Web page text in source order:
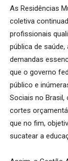
As Residências
coletiva
profissionais
pública de
demandas
que o governo
público e
Sociais no
cortes
que no fim,
sucatear a